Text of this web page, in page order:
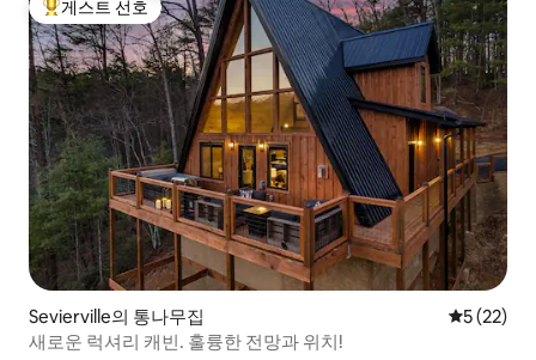
상위 게스트 선호
게스트 선호
Sevierville의 통나무집 평점 5점
5 (22)
새로운 럭셔리 캐빈. 훌륭한 전망과 위치!